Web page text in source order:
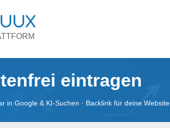
eintragen
in Google & KI-Suchen · Backlink für deine Website